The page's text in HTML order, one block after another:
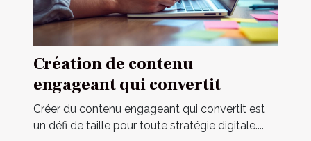
Création de contenu
engageant qui convertit
Créer du contenu engageant qui convertit est
un défi de taille pour toute stratégie digitale....